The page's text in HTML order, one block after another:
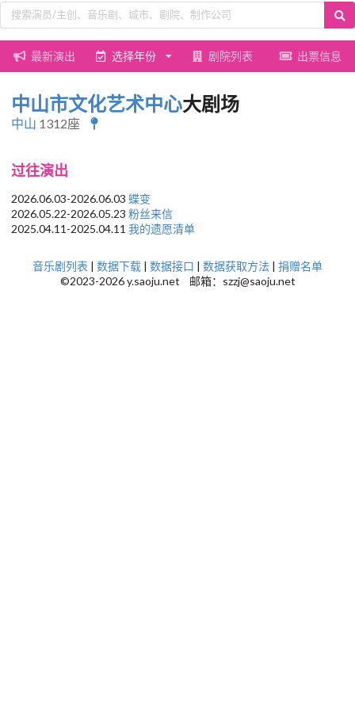
最新演出 选择年份 剧院列表 出票信息
中山市文化艺术中心大剧场
中山 1312座
过往演出
2026.06.03-2026.06.03 蝶变
2026.05.22-2026.05.23 粉丝来信
2025.04.11-2025.04.11 我的遗愿清单
音乐剧列表 | 数据下载 | 数据接口 | 数据获取方法 | 捐赠名单
©2023-2026 y.saoju.net 邮箱：szzj@saoju.net